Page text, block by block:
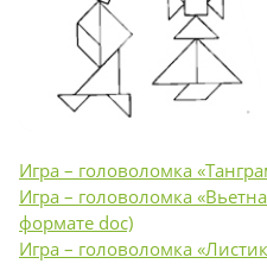
Игра – головоломка
Игра – головоломка
формате doc)
Игра – головоломка